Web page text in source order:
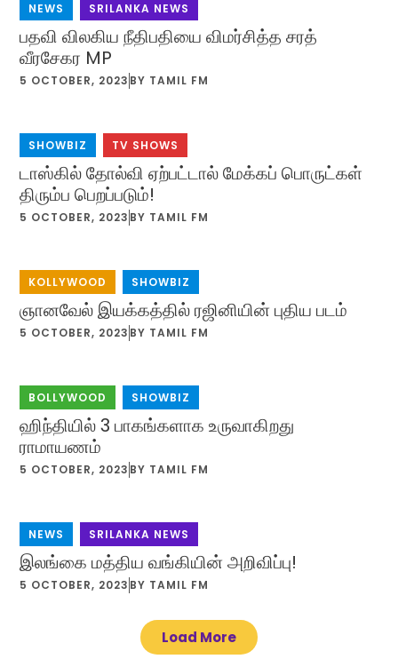
NEWS SRILANKA NEWS
பதவி விலகிய நீதிபதியை விமர்சித்த சரத்
வீரசேகர MP
5 OCTOBER, 2023 BY TAMIL FM
SHOWBIZ TV SHOWS
டாஸ்கில் தோல்வி ஏற்பட்டால் மேக்கப் பொருட்கள்
திரும்ப பெறப்படும்!
5 OCTOBER, 2023 BY TAMIL FM
KOLLYWOOD SHOWBIZ
ஞானவேல் இயக்கத்தில் ரஜினியின் புதிய படம்
5 OCTOBER, 2023 BY TAMIL FM
BOLLYWOOD SHOWBIZ
ஹிந்தியில் 3 பாகங்களாக உருவாகிறது
ராமாயணம்
5 OCTOBER, 2023 BY TAMIL FM
NEWS SRILANKA NEWS
இலங்கை மத்திய வங்கியின் அறிவிப்பு!
5 OCTOBER, 2023 BY TAMIL FM
Load More